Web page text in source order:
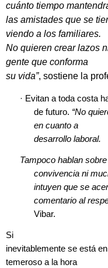
cuánto tiempo
las amistades que se
viendo a los familiares.
No quieren crear lazos
gente que conforma
su vida”, sostiene la
· Evitan a toda costa
de futuro. “No
en cuanto a
desarrollo laboral.
Tampoco hablan sobre
convivencia ni
intuyen que se
comentario al
Vibar.
Si
inevitablemente se está
temeroso a la hora